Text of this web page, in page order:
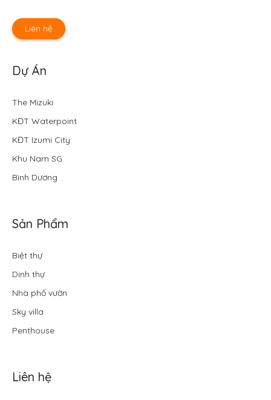
Liên hệ
Dự Án
The Mizuki
KĐT Waterpoint
KĐT Izumi City
Khu Nam SG
Bình Dương
Sản Phẩm
Biệt thự
Dinh thự
Nhà phố vườn
Sky villa
Penthouse
Liên hệ